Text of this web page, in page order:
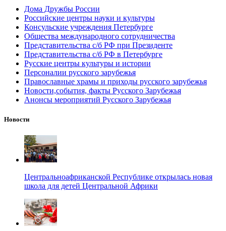
Дома Дружбы России
Российские центры науки и культуры
Консульские учреждения Петербурге
Общества международного сотрудничества
Представительства с/б РФ при Президенте
Представительства с/б РФ в Петербурге
Русские центры культуры и истории
Персоналии русского зарубежья
Православные храмы и приходы русского зарубежья
Новости,события, факты Русского Зарубежья
Анонсы мероприятий Русского Зарубежья
Новости
Центральноафриканской Республике открылась новая
школа для детей Центральной Африки